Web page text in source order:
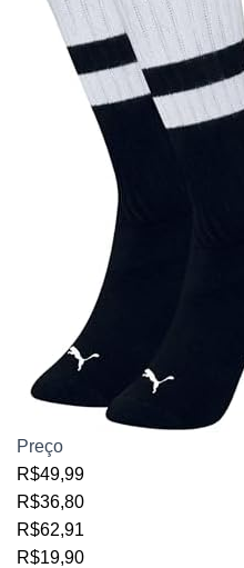
Preço
R$49,99
R$36,80
R$62,91
R$19,90